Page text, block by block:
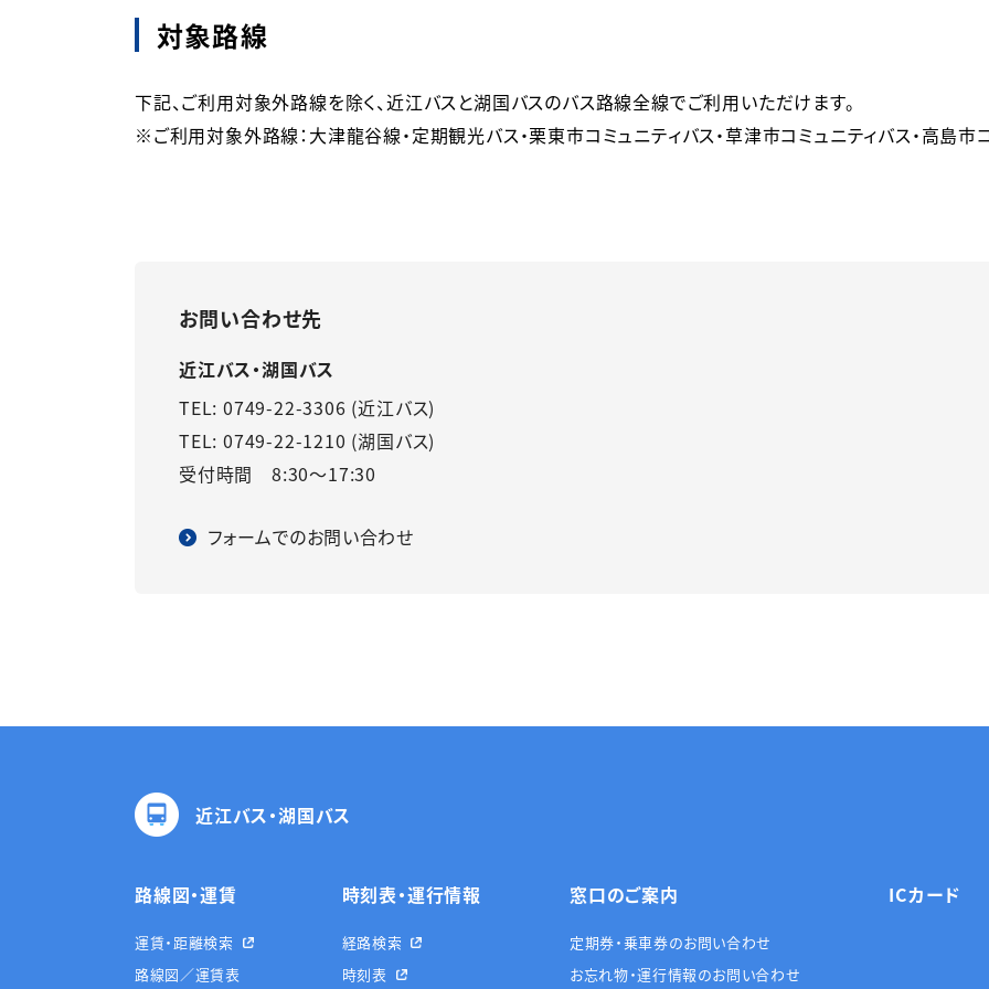
対象路線
下記、ご利用対象外路線を除く、近江バスと湖国バスのバス路線全線でご利用いただけます。
※ご利用対象外路線：大津龍谷線・定期観光バス・栗東市コミュニティバス・草津市コミュニティバス・高島市
お問い合わせ先
近江バス・湖国バス
TEL: 0749-22-3306 (近江バス)
TEL: 0749-22-1210 (湖国バス)
受付時間 8:30～17:30
フォームでのお問い合わせ
近江バス・湖国バス
路線図・運賃
運賃・距離検索
路線図／運賃表
時刻表・運行情報
経路検索
時刻表
窓口のご案内
定期券・乗車券のお問い合わせ
お忘れ物・運行情報のお問い合わせ
ICカード